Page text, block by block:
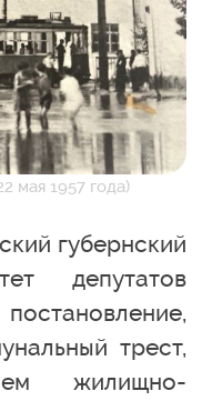
мая 1957 года)
губернский
депутатов
трест,
жилищно-